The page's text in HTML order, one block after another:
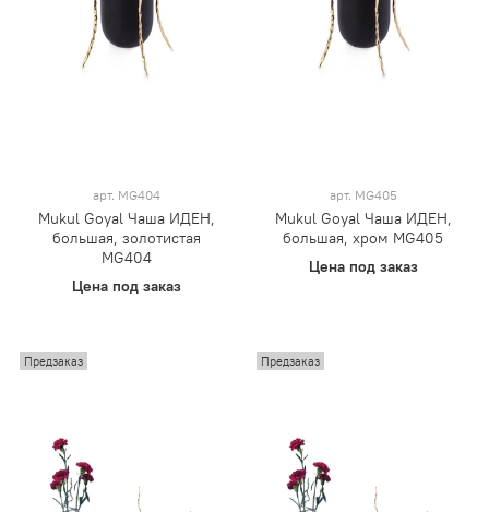
арт. MG404
Mukul Goyal Чаша ИДЕН,
большая, золотистая
MG404
Цена под заказ
арт. MG405
Mukul Goyal Чаша ИДЕН,
большая, хром MG405
Цена под заказ
Предзаказ Предзаказ